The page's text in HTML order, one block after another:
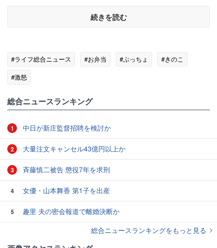
続きを読む
#ライフ総合ニュース #お弁当 #ぷっちょ
#きのこ
#激怒
総合ニュースランキング
1 中日が新庄監督招聘を検討か
2 大量注文キャンセル43億円以上か
3 斉藤慎二被告 懲役7年を求刑
4 女優・山本舞香 第1子を出産
5
趣里 夫の密会報道で離婚決断か
総合ニュースランキングをもっと見る